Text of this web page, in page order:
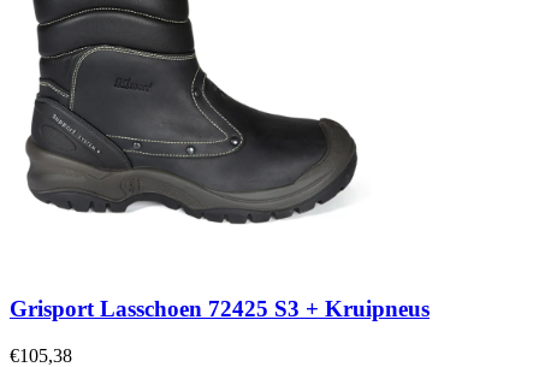
Grisport Lasschoen 72425 S3 + Kruipneus
€105,38